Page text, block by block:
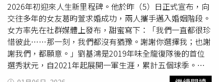
商學生，還曾一起為學校拍宣傳照。陳詩穎是童星出身，9
歲就開始演戲，曾演過陳庭妮的童年。（圖／翻攝自網路／
陳詩穎IG）據當時的報導，有爆料者提供學校同學的發文截
圖「看到妳跟陳立農在一起，我覺得非常難過」，大陸紛絲
更挖出陳詩穎跟陳立農同穿情侶裝的照片，還有截圖佐證陳
詩穎與陳立農家人的互動，坐實那段情。當時陳立農經紀公
司老闆Andy輕描淡寫回應：「17歲高中生彼此友好，沒什
2026年初迎來人生新里程碑。他於昨（5）日正式宣布，向
交往多年的女友葛昀萱求婚成功，兩人攜手邁入婚姻階段。
女方率先在社群媒體上發布，甜蜜寫下：「我們一直都很珍
惜彼此……那一刻，我們都沒有猶豫。謝謝你選擇我；也謝
謝我們，都願意。」劉基鴻是2019年味全龍復隊後的首位
選秀狀元，自2021年起展開一軍生涯，累計五個球季。今
年度出賽116場，繳出打擊率.258，並敲出10支全壘打，穩